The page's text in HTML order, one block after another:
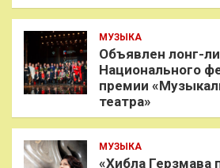
МУЗЫКА
Объявлен лонг-
Национального
премии
театра»
МУЗЫКА
«Хибла Герзмава